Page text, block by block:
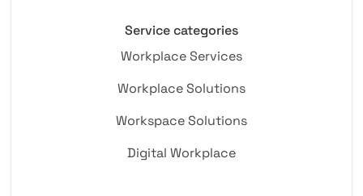
Service categories
Workplace Services
Workplace Solutions
Workspace Solutions
Digital Workplace